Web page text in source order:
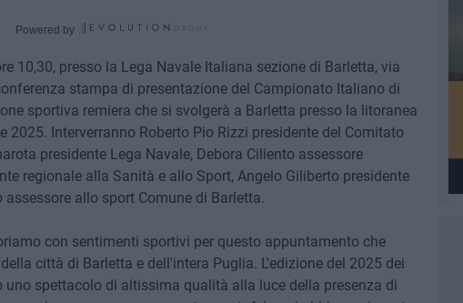
Powered by
10,30, presso la Lega Navale Italiana sezione di Barletta, via
stampa di presentazione del Campionato Italiano di
sportiva remiera che si svolgerà a Barletta presso la litoranea
2025. Interverranno Roberto Pio Rizzi presidente del Comitato
presidente Lega Navale, Debora Ciliento assessore
regionale alla Sanità e allo Sport, Angelo Giliberto presidente
allo sport Comune di Barletta.
con sentimenti sportivi per questo appuntamento che
città di Barletta e dell'intera Puglia. L'edizione del 2025 dei
spettacolo di altissima qualità alla luce della presenza di